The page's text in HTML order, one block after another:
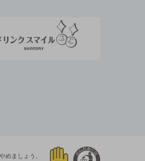
めましょう。